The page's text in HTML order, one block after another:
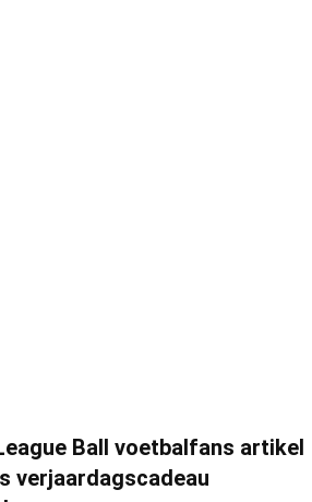
Ball voetbalfans artikel
verjaardagscadeau